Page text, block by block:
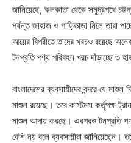
জানিয়েছে, কলকাতা থেকে সমুদ্রপথে
পর্যন্ত জাহাজ ও গাড়িভাড়া মিলে তারা
আয়ের বিপরীতে তাদের খরচও রয়েছে
টনপ্রতি পণ্য পরিবহন খরচ দাঁড়াচ্ছে ৩
বাংলাদেশের ব্যবসায়ীদের বন্দরে যে
মাশুল রয়েছে। তবে কাস্টমস কর্তৃপক্ষ
মাশুল আদায় করছে। এরপরও টনপ্রতি
বেশি নয় বলে ব্যবসায়ীরা জানিয়েছেন।